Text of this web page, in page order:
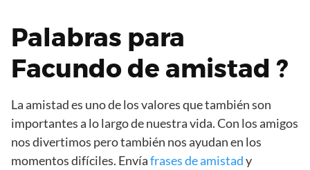
Palabras para
Facundo de amistad ?
La amistad es uno de los valores que también son
importantes a lo largo de nuestra vida. Con los amigos
nos divertimos pero también nos ayudan en los
momentos difíciles. Envíafrases de amistady